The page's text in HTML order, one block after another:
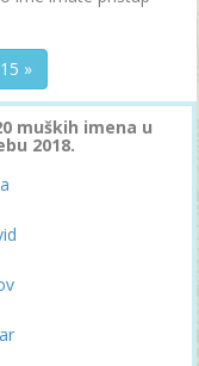
»
muških imena u
2018.